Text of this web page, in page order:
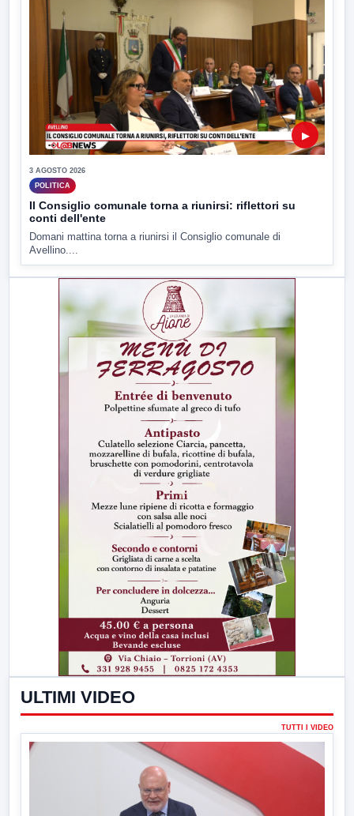
▶
3 AGOSTO 2026
POLITICA
Il Consiglio comunale torna a riunirsi: riflettori su
conti dell'ente
Domani mattina torna a riunirsi il Consiglio comunale di
Avellino....
ULTIMI VIDEO
TUTTI I VIDEO